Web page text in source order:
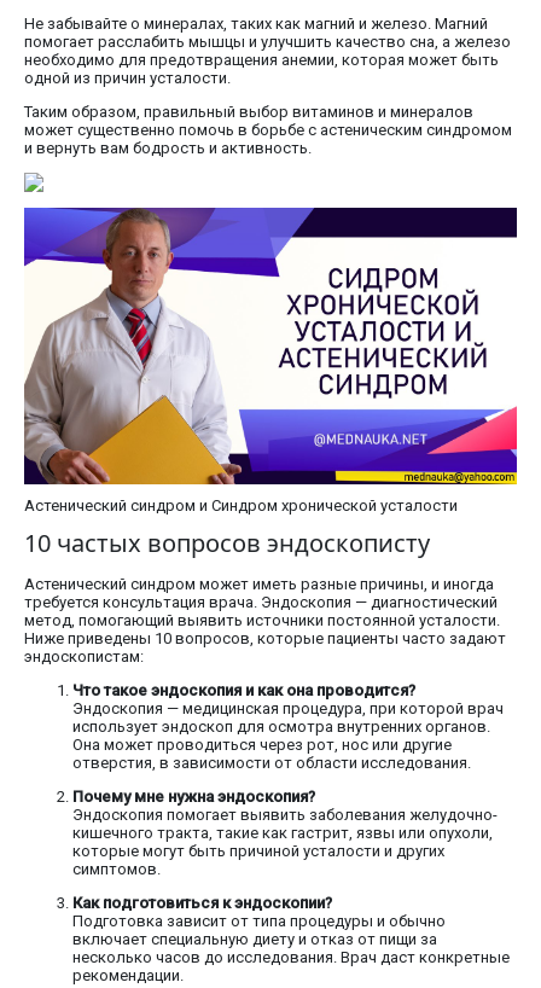
Не забывайте о минералах, таких как магний и железо. Магний
помогает расслабить мышцы и улучшить качество сна, а железо
необходимо для предотвращения анемии, которая может быть
одной из причин усталости.
Таким образом, правильный выбор витаминов и минералов
может существенно помочь в борьбе с астеническим синдромом
и вернуть вам бодрость и активность.
Астенический синдром и Синдром хронической усталости
10 частых вопросов эндоскописту
Астенический синдром может иметь разные причины, и иногда
требуется консультация врача. Эндоскопия — диагностический
метод, помогающий выявить источники постоянной усталости.
Ниже приведены 10 вопросов, которые пациенты часто задают
эндоскопистам:
Что такое эндоскопия и как она проводится?
Эндоскопия — медицинская процедура, при которой врач
использует эндоскоп для осмотра внутренних органов.
Она может проводиться через рот, нос или другие
отверстия, в зависимости от области исследования.
Почему мне нужна эндоскопия?
Эндоскопия помогает выявить заболевания желудочно-
кишечного тракта, такие как гастрит, язвы или опухоли,
которые могут быть причиной усталости и других
симптомов.
Как подготовиться к эндоскопии?
Подготовка зависит от типа процедуры и обычно
включает специальную диету и отказ от пищи за
несколько часов до исследования. Врач даст конкретные
рекомендации.